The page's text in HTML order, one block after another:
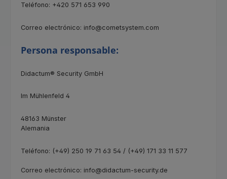
Teléfono: +420 571 653 990
Correo electrónico: info@cometsystem.com
Persona responsable:
Didactum® Security GmbH
Im Mühlenfeld 4
48163 Münster
Alemania
Teléfono: (+49) 250 19 71 63 54 / (+49) 171 33 11 577
Correo electrónico: info@didactum-security.de